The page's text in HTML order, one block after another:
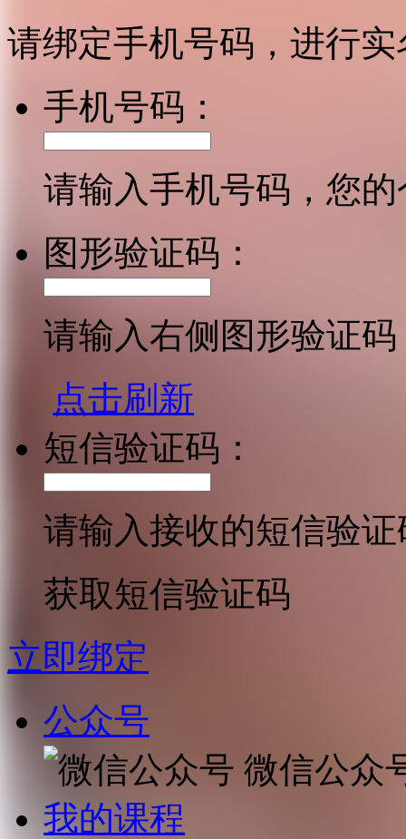
请绑定手机号码，进行
手机号码：
请输入手机号码，您
图形验证码：
请输入右侧图形验证码
点击刷新
短信验证码：
请输入接收的短信验证
获取短信验证码
立即绑定
公众号
微信公众
我的课程